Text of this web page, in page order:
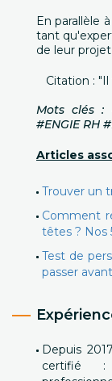
En parallèle
tant
de leur projet.
Citation :
Mots clés :
#ENGIE RH
Articles
Trouver un
Comment
têtes ? Nos
Test de
passer
Depuis
certifié :